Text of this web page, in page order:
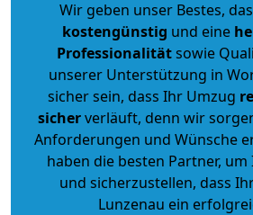
Wir geben unser Bestes,
kostengünstig und eine
Professionalitätsowie
unserer Unterstützung in
sicher sein, dass Ihr Umzug
sicherverläuft, denn wir
Anforderungen und Wünsche
haben die besten Partner,
und sicherzustellen, dass
Lunzenau ein